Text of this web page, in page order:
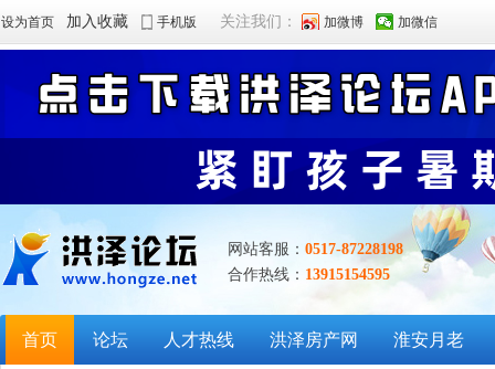
设为首页 加入收藏 手机版 关注我们： 加微博 加微信
网站客服： 0517-87228198
合作热线： 13915154595
首页 论坛 人才热线 洪泽房产网 淮安月老